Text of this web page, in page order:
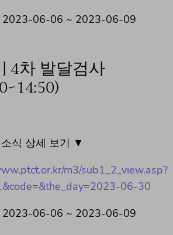
2023-06-06 ~ 2023-06-09
4차 발달검사
식 상세 보기 ▼
m3/sub1_2_view.asp?
06-30
2023-06-06 ~ 2023-06-09